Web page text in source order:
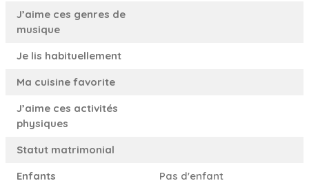
J’aime ces genres de
musique
Je lis habituellement
Ma cuisine favorite
J’aime ces activités
physiques
Statut matrimonial
Enfants
Pas d'enfant